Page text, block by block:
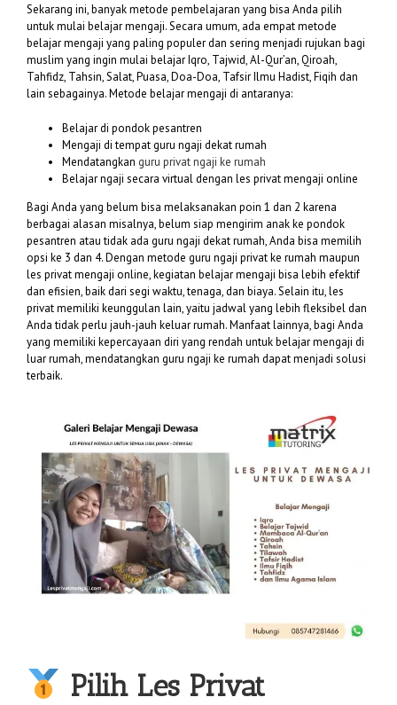
Sekarang ini, banyak metode pembelajaran yang bisa Anda pilih
untuk mulai belajar mengaji. Secara umum, ada empat metode
belajar mengaji yang paling populer dan sering menjadi rujukan bagi
muslim yang ingin mulai belajar Iqro, Tajwid, Al-Qur’an, Qiroah,
Tahfidz, Tahsin, Salat, Puasa, Doa-Doa, Tafsir Ilmu Hadist, Fiqih dan
lain sebagainya. Metode belajar mengaji di antaranya:
Belajar di pondok pesantren
Mengaji di tempat guru ngaji dekat rumah
Mendatangkan guru privat ngaji ke rumah
Belajar ngaji secara virtual dengan les privat mengaji online
Bagi Anda yang belum bisa melaksanakan poin 1 dan 2 karena
berbagai alasan misalnya, belum siap mengirim anak ke pondok
pesantren atau tidak ada guru ngaji dekat rumah, Anda bisa memilih
opsi ke 3 dan 4. Dengan metode guru ngaji privat ke rumah maupun
les privat mengaji online, kegiatan belajar mengaji bisa lebih efektif
dan efisien, baik dari segi waktu, tenaga, dan biaya. Selain itu, les
privat memiliki keunggulan lain, yaitu jadwal yang lebih fleksibel dan
Anda tidak perlu jauh-jauh keluar rumah. Manfaat lainnya, bagi Anda
yang memiliki kepercayaan diri yang rendah untuk belajar mengaji di
luar rumah, mendatangkan guru ngaji ke rumah dapat menjadi solusi
terbaik.
Pilih Les Privat